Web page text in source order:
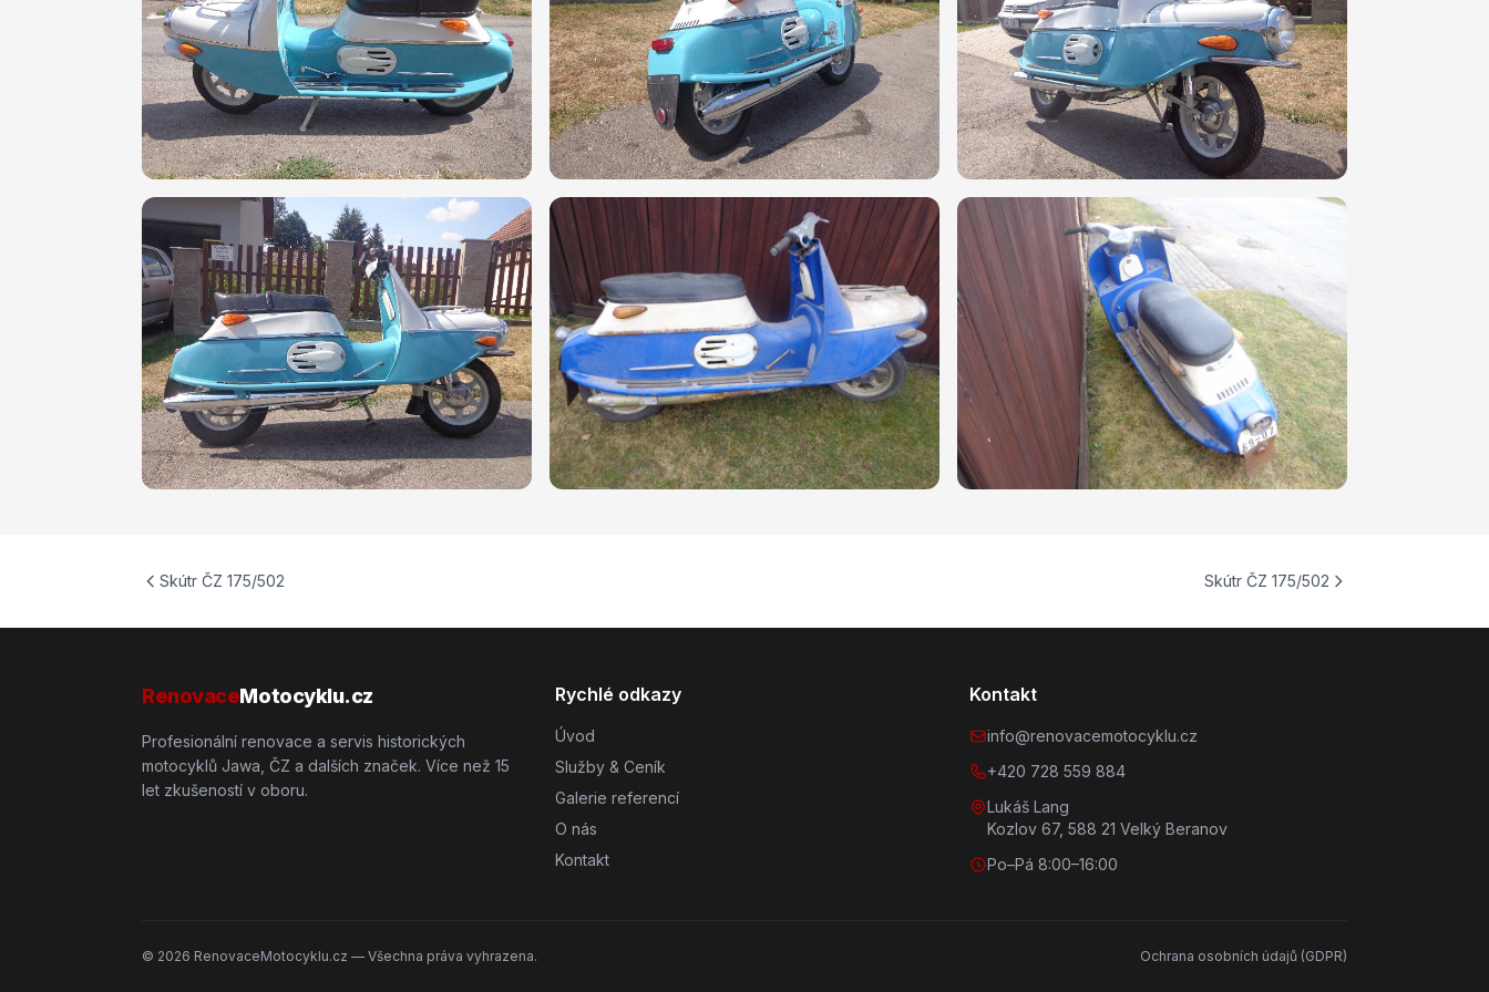
Skútr ČZ 175/502 Skútr ČZ 175/502
RenovaceMotocyklu.cz
Profesionální renovace a servis historických
motocyklů Jawa, ČZ a dalších značek. Více než 15
let zkušeností v oboru.
Rychlé odkazy
Úvod
Služby & Ceník
Galerie referencí
O nás
Kontakt
Kontakt
info@renovacemotocyklu.cz
+420 728 559 884
Lukáš Lang
Kozlov 67, 588 21 Velký Beranov
Po–Pá 8:00–16:00
© 2026 RenovaceMotocyklu.cz — Všechna práva vyhrazena. Ochrana osobních údajů (GDPR)